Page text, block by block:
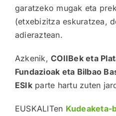
garatzeko mugak eta
(etxebizitza eskuratzea,
adieraztean.
Azkenik,COIIBek eta
Fundazioak eta Bilbao
ESIkparte hartu zuten
EUSKALITen Kudeaketa-